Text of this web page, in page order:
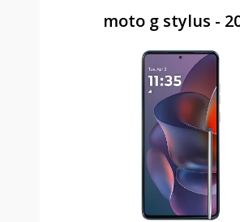
moto g stylus -